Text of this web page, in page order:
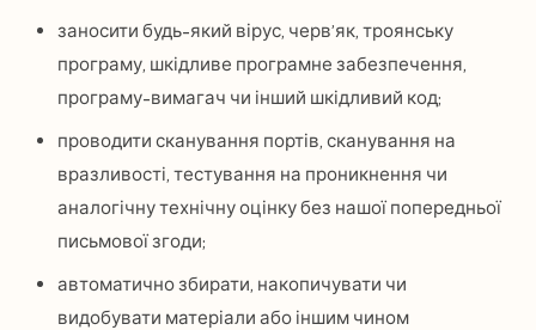
заносити будь-який вірус, черв’як, троянську
програму, шкідливе програмне забезпечення,
програму-вимагач чи інший шкідливий код;
проводити сканування портів, сканування на
вразливості, тестування на проникнення чи
аналогічну технічну оцінку без нашої попередньої
письмової згоди;
автоматично збирати, накопичувати чи
видобувати матеріали або іншим чином